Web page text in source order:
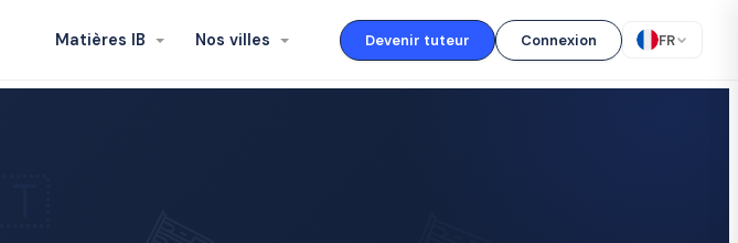
Matières IB Nos villes Devenir tuteur Connexion FR